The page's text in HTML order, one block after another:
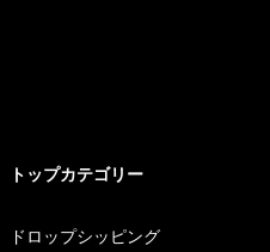
トップカテゴリー
ドロップシッピング